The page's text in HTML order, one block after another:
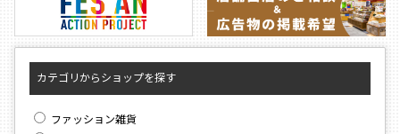
カテゴリからショップを探す
ファッション雑貨